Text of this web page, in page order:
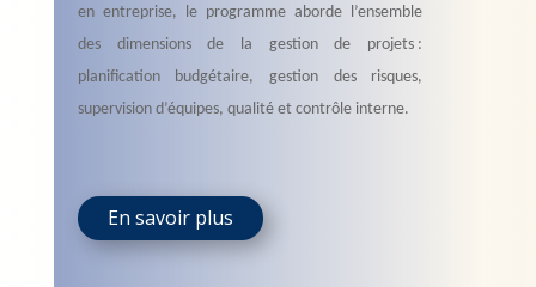
en entreprise, le programme aborde l’ensemble
des dimensions de la gestion de projets :
planification budgétaire, gestion des risques,
supervision d’équipes, qualité et contrôle interne.
En savoir plus